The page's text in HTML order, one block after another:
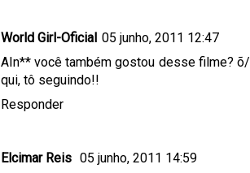
World Girl-Oficial 05 junho, 2011 12:47
AIn** você também gostou desse filme?
qui, tô seguindo!!
Responder
Elcimar Reis 05 junho, 2011 14:59